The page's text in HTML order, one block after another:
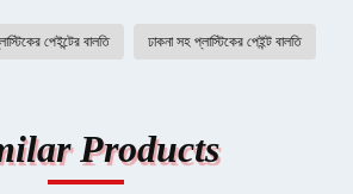
পেইন্টের বালতি ঢাকনা সহ প্লাস্টিকের পেইন্ট বালতি
Products